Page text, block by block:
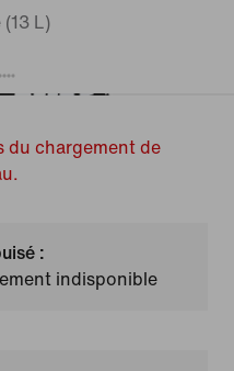
L)
du chargement de
:
indisponible